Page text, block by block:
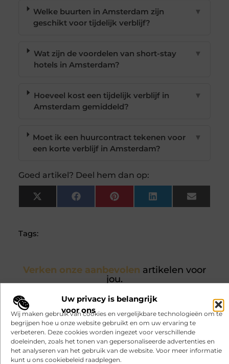
Uw privacy is belangrijk
voor ons
Wij maken gebruik van cookies en vergelijkbare technologieën om te
begrijpen hoe u onze website gebruikt en om uw ervaring te
verbeteren. Deze cookies worden ingezet voor verschillende
doeleinden, zoals het tonen van gepersonaliseerde advertenties en
het analyseren van het gebruik van de website. Voor meer informatie
kunt u ons cookiebeleid raadplegen.
Welke buurten in Amsterdam zijn
geschikt voor tijdelijk verblijf?
▼
Wat zijn de voordelen van short-stay
hotels in Amsterdam?
▼
Hoeveel kost een tijdelijk verblijf in
Amsterdam gemiddeld?
▼
Moet ik een huurcontract tekenen voor
een korte verblijf in Amsterdam?
▼
Goed artikel? Deel hem dan op:
X
(Twitter)
FacebookPinterest LinkedIn Email
Tags:
Verken onze aanbevolen artikelen voor
jou.
Een warm huis begint met de
juiste houtkachelkeuze
Een houtkachel zorgt voor warmte en
sfeer in huis, maar een houtkachel
kopen doet u niet elke dag. De juiste
keuze hangt af van uw ruimte, uw
woonstijl en praktische zaken zoals
ventilatie en rookgasafvoer.